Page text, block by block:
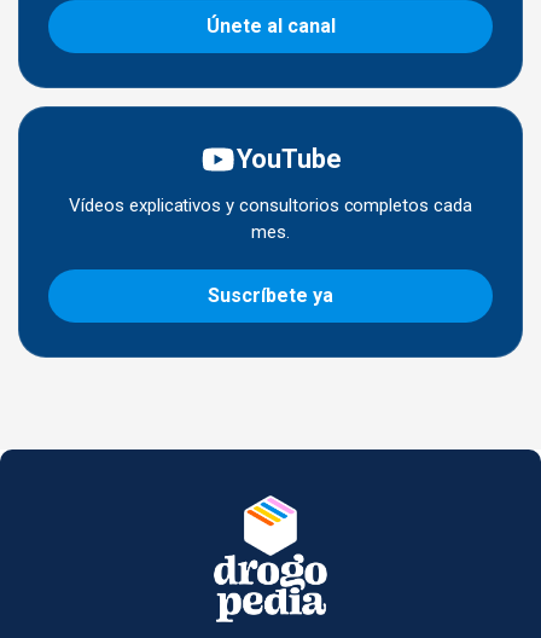
Únete al canal
YouTube
Vídeos explicativos y consultorios completos cada
mes.
Suscríbete ya